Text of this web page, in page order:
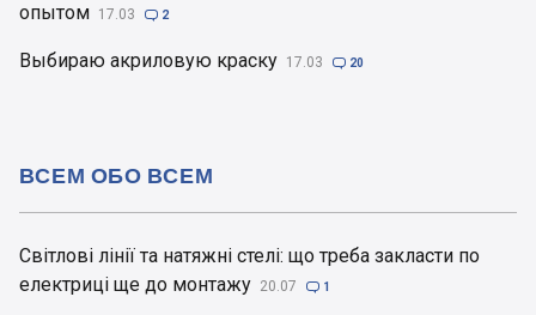
опытом 17.03  2
Выбираю акриловую краску 17.03  20
Світлові лінії та натяжні стелі: що треба закласти по
електриці ще до монтажу 20.07  1
ВСЕМ ОБО ВСЕМ